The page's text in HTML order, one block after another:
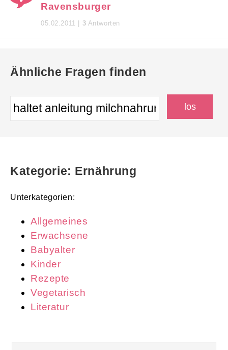
Ravensburger
05.02.2011 | 3 Antworten
Ähnliche Fragen finden
Kategorie: Ernährung
Unterkategorien:
Allgemeines
Erwachsene
Babyalter
Kinder
Rezepte
Vegetarisch
Literatur